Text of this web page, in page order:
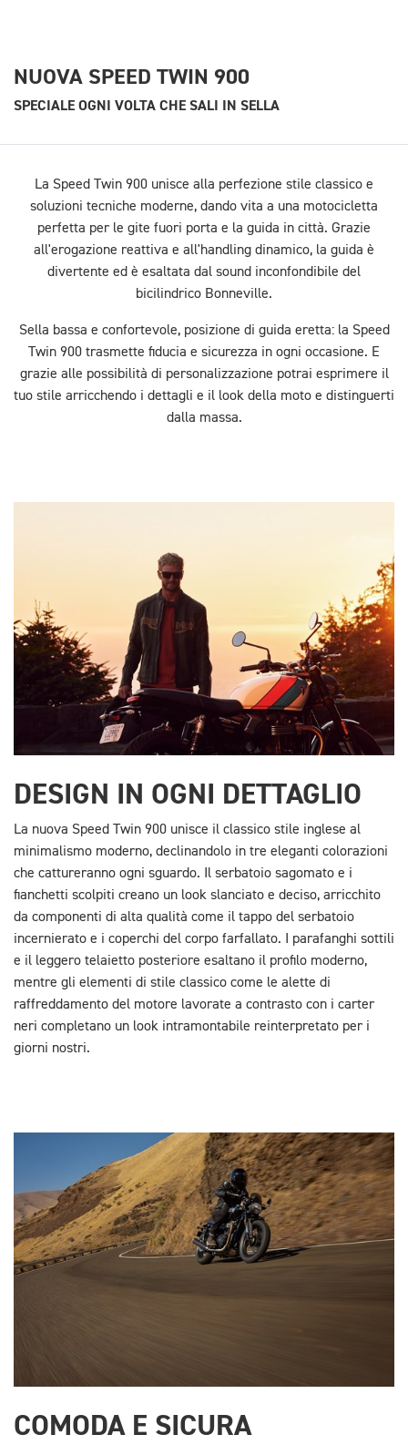
NUOVA SPEED TWIN 900
SPECIALE OGNI VOLTA CHE SALI IN SELLA
La Speed Twin 900 unisce alla perfezione stile classico e
soluzioni tecniche moderne, dando vita a una motocicletta
perfetta per le gite fuori porta e la guida in città. Grazie
all'erogazione reattiva e all'handling dinamico, la guida è
divertente ed è esaltata dal sound inconfondibile del
bicilindrico Bonneville.
Sella bassa e confortevole, posizione di guida eretta: la Speed
Twin 900 trasmette fiducia e sicurezza in ogni occasione. E
grazie alle possibilità di personalizzazione potrai esprimere il
tuo stile arricchendo i dettagli e il look della moto e distinguerti
dalla massa.
DESIGN IN OGNI DETTAGLIO
La nuova Speed Twin 900 unisce il classico stile inglese al
minimalismo moderno, declinandolo in tre eleganti colorazioni
che cattureranno ogni sguardo. Il serbatoio sagomato e i
fianchetti scolpiti creano un look slanciato e deciso, arricchito
da componenti di alta qualità come il tappo del serbatoio
incernierato e i coperchi del corpo farfallato. I parafanghi sottili
e il leggero telaietto posteriore esaltano il profilo moderno,
mentre gli elementi di stile classico come le alette di
raffreddamento del motore lavorate a contrasto con i carter
neri completano un look intramontabile reinterpretato per i
giorni nostri.
COMODA E SICURA